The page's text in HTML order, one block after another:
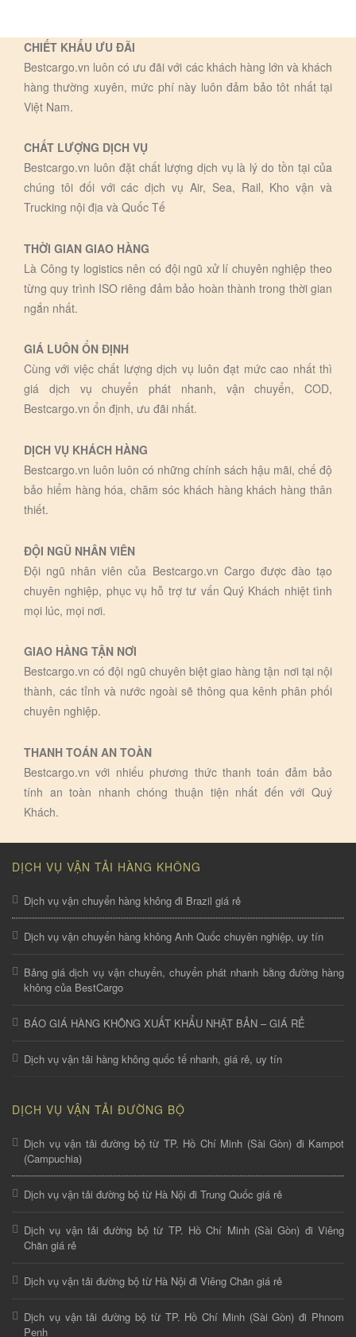
CHIẾT KHẤU ƯU ĐÃI
Bestcargo.vn luôn có ưu đãi với các khách hàng lớn và khách
hàng thường xuyên, mức phí này luôn đảm bảo tôt nhất tại
Việt Nam.
CHẤT LƯỢNG DỊCH VỤ
Bestcargo.vn luôn đặt chất lượng dịch vụ là lý do tồn tại của
chúng tôi đối với các dịch vụ Air, Sea, Rail, Kho vận và
Trucking nội địa và Quốc Tế
THỜI GIAN GIAO HÀNG
Là Công ty logistics nên có đội ngũ xử lí chuyên nghiệp theo
từng quy trình ISO riêng đảm bảo hoàn thành trong thời gian
ngắn nhất.
GIÁ LUÔN ỔN ĐỊNH
Cùng với việc chất lượng dịch vụ luôn đạt mức cao nhất thì
giá dịch vụ chuyển phát nhanh, vận chuyển, COD,
Bestcargo.vn ổn định, ưu đãi nhất.
DỊCH VỤ KHÁCH HÀNG
Bestcargo.vn luôn luôn có những chính sách hậu mãi, chế độ
bảo hiểm hàng hóa, chăm sóc khách hàng khách hàng thân
thiết.
ĐỘI NGŨ NHÂN VIÊN
Đội ngũ nhân viên của Bestcargo.vn Cargo được đào tạo
chuyên nghiệp, phục vụ hỗ trợ tư vấn Quý Khách nhiệt tình
mọi lúc, mọi nơi.
GIAO HÀNG TẬN NƠI
Bestcargo.vn có đội ngũ chuyên biệt giao hàng tận nơi tại nội
thành, các tỉnh và nước ngoài sẽ thông qua kênh phân phối
chuyên nghiệp.
THANH TOÁN AN TOÀN
Bestcargo.vn với nhiếu phương thức thanh toán đảm bảo
tính an toàn nhanh chóng thuận tiện nhất đến với Quý
Khách.
DỊCH VỤ VẬN TẢI HÀNG KHÔNG
Dịch vụ vận chuyển hàng không đi Brazil giá rẻ
Dịch vụ vận chuyển hàng không Anh Quốc chuyên nghiệp, uy tín
Bảng giá dịch vụ vận chuyển, chuyển phát nhanh bằng đường hàng
không của BestCargo
BÁO GIÁ HÀNG KHÔNG XUẤT KHẨU NHẬT BẢN – GIÁ RẺ
Dịch vụ vận tải hàng không quốc tế nhanh, giá rẻ, uy tín
DỊCH VỤ VẬN TẢI ĐƯỜNG BỘ
Dịch vụ vận tải đường bộ từ TP. Hồ Chí Minh (Sài Gòn) đi Kampot
(Campuchia)
Dịch vụ vận tải đường bộ từ Hà Nội đi Trung Quốc giá rẻ
Dịch vụ vận tải đường bộ từ TP. Hồ Chí Minh (Sài Gòn) đi Viêng
Chăn giá rẻ
Dịch vụ vận tải đường bộ từ Hà Nội đi Viêng Chăn giá rẻ
Dịch vụ vận tải đường bộ từ TP. Hồ Chí Minh (Sài Gòn) đi Phnom
Penh